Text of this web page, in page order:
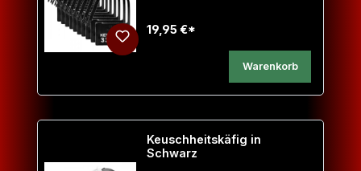
19,95 €*
Warenkorb
Keuschheitskäfig in
Schwarz